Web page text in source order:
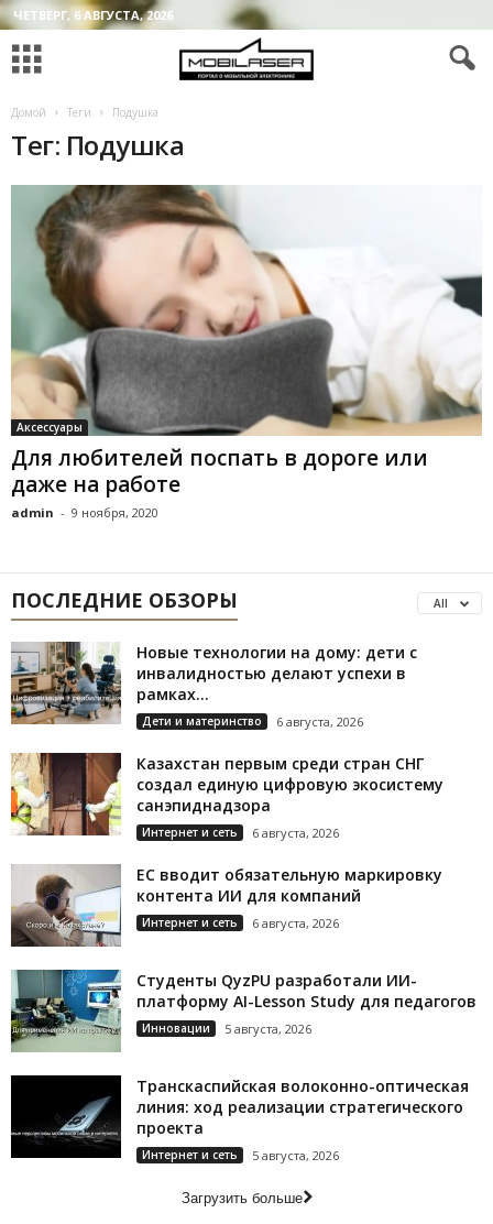
ЧЕТВЕРГ, 6 АВГУСТА, 2026
Домой Теги Подушка
Тег: Подушка
Аксессуары
Для любителей поспать в дороге или
даже на работе
admin - 9 ноября, 2020
ПОСЛЕДНИЕ ОБЗОРЫ All
Новые технологии на дому: дети с
инвалидностью делают успехи в
рамках...
Дети и материнство 6 августа, 2026
Казахстан первым среди стран СНГ
создал единую цифровую экосистему
санэпиднадзора
Интернет и сеть 6 августа, 2026
ЕС вводит обязательную маркировку
контента ИИ для компаний
Интернет и сеть 6 августа, 2026
Студенты QyzPU разработали ИИ-
платформу AI-Lesson Study для педагогов
Инновации 5 августа, 2026
Транскаспийская волоконно-оптическая
линия: ход реализации стратегического
проекта
Интернет и сеть 5 августа, 2026
Загрузить больше